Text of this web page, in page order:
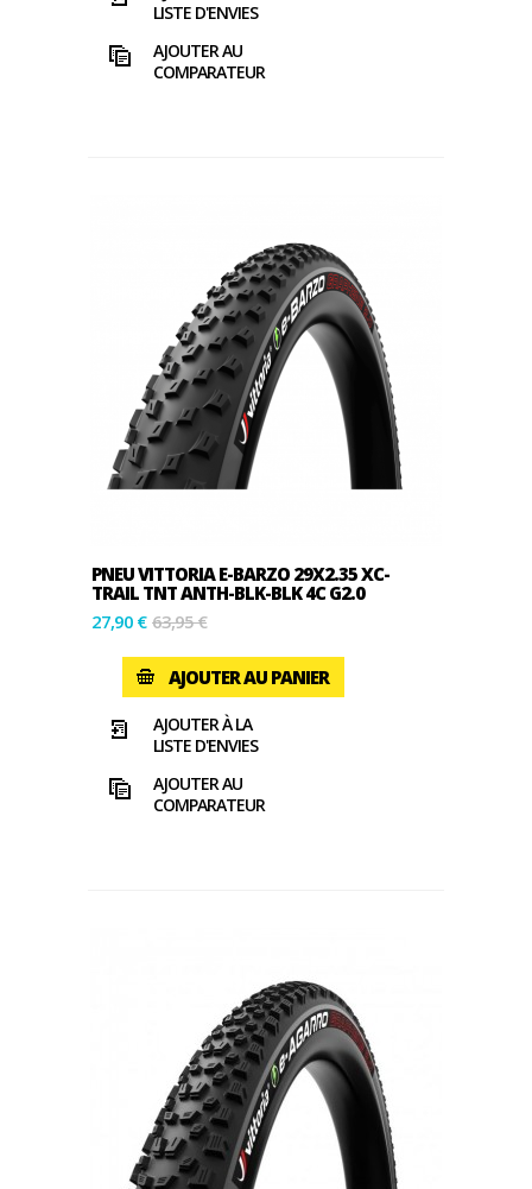
LISTE D'ENVIES
AJOUTER AU
COMPARATEUR
PNEU VITTORIA E-BARZO 29X2.35 XC-
TRAIL TNT ANTH-BLK-BLK 4C G2.0
27,90 € 63,95 €
AJOUTER AU PANIER
AJOUTER À LA
LISTE D'ENVIES
AJOUTER AU
COMPARATEUR